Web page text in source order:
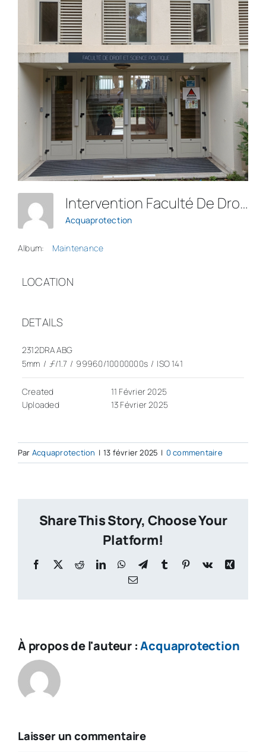
Intervention Faculté De Droit Et Science Politique De Nice.1
Acquaprotection
Album: Maintenance
LOCATION
DETAILS
2312DRAABG
5mm / ƒ/1.7 / 99960/10000000s / ISO 141
Created
11 Février 2025
Uploaded
13 Février 2025
Par Acquaprotection | 13 février 2025 | 0 commentaire
Share This Story, Choose Your
Platform!
Facebook
X RedditLinkedInWhatsApp
TelegramTumblr Pinterest
Vk
Xing
Email
À propos de l'auteur :Acquaprotection
Laisser un commentaire